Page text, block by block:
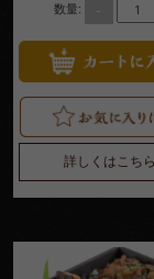
数量: -
詳しくはこちら